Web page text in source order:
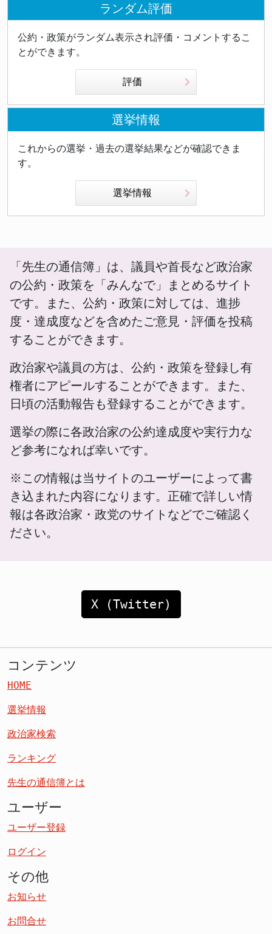
ランダム評価
公約・政策がランダム表示され評価・コメントするこ
とができます。
評価
選挙情報
これからの選挙・過去の選挙結果などが確認できま
す。
選挙情報
「先生の通信簿」は、議員や首長など政治家
の公約・政策を「みんなで」まとめるサイト
です。また、公約・政策に対しては、進捗
度・達成度などを含めたご意見・評価を投稿
することができます。
政治家や議員の方は、公約・政策を登録し有
権者にアピールすることができます。また、
日頃の活動報告も登録することができます。
選挙の際に各政治家の公約達成度や実行力な
ど参考になれば幸いです。
※この情報は当サイトのユーザーによって書
き込まれた内容になります。正確で詳しい情
報は各政治家・政党のサイトなどでご確認く
ださい。
X (Twitter)
コンテンツ
HOME
選挙情報
政治家検索
ランキング
先生の通信簿とは
ユーザー
ユーザー登録
ログイン
その他
お知らせ
お問合せ